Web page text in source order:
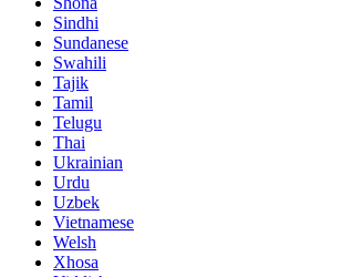
Sindhi
Sundanese
Swahili
Tajik
Tamil
Telugu
Thai
Ukrainian
Urdu
Uzbek
Vietnamese
Welsh
Xhosa